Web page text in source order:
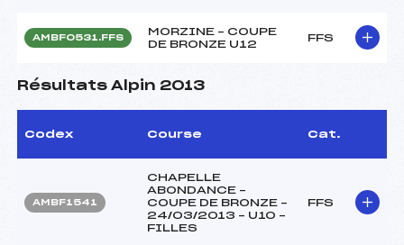
AMBF0531.FFS
MORZINE – COUPE
DE BRONZE U12
FFS
Résultats Alpin 2013
Codex Course Cat.
AMBF1541
CHAPELLE
ABONDANCE –
COUPE DE BRONZE –
24/03/2013 – U10 –
FILLES
FFS